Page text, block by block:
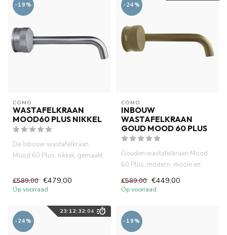
-19%
COMO
WASTAFELKRAAN
MOOD60 PLUS NIKKEL
De Inbouw wastafelkraan
Mood 60 Plus, nikkel, gemaakt
€589,00 €479,00
Op voorraad
-24%
COMO
INBOUW
WASTAFELKRAAN
GOUD MOOD 60 PLUS
Gouden wastafelkraan Mood
60 Plus, modern, mooie en
kraan...
€589,00 €449,00
Op voorraad
23: 12: 32:03
-24%
-19%